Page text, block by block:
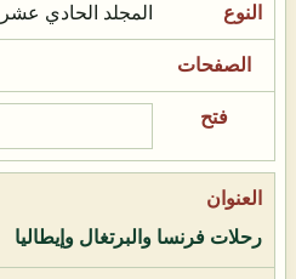
المجلد الحادي عشر
رحلات فرنسا والبرتغال وإيطاليا